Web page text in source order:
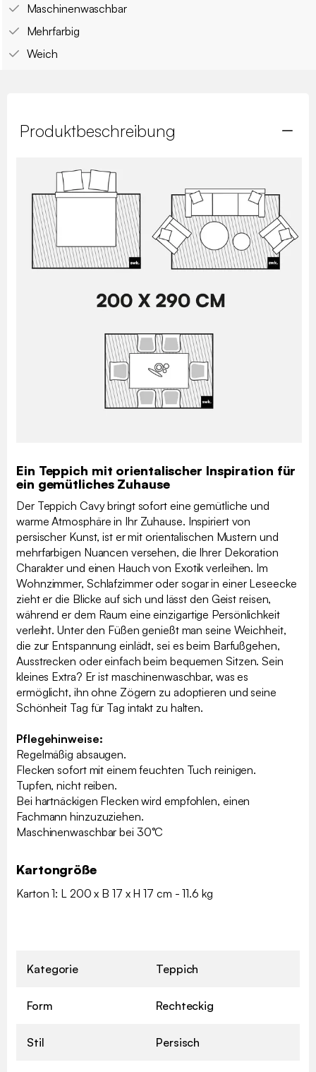
Maschinenwaschbar
Mehrfarbig
Weich
Produktbeschreibung
Ein Teppich mit orientalischer Inspiration für
ein gemütliches Zuhause
Der Teppich Cavy bringt sofort eine gemütliche und
warme Atmosphäre in Ihr Zuhause. Inspiriert von
persischer Kunst, ist er mit orientalischen Mustern und
mehrfarbigen Nuancen versehen, die Ihrer Dekoration
Charakter und einen Hauch von Exotik verleihen. Im
Wohnzimmer, Schlafzimmer oder sogar in einer Leseecke
zieht er die Blicke auf sich und lässt den Geist reisen,
während er dem Raum eine einzigartige Persönlichkeit
verleiht. Unter den Füßen genießt man seine Weichheit,
die zur Entspannung einlädt, sei es beim Barfußgehen,
Ausstrecken oder einfach beim bequemen Sitzen. Sein
kleines Extra? Er ist maschinenwaschbar, was es
ermöglicht, ihn ohne Zögern zu adoptieren und seine
Schönheit Tag für Tag intakt zu halten.
Pflegehinweise:
Regelmäßig absaugen.
Flecken sofort mit einem feuchten Tuch reinigen.
Tupfen, nicht reiben.
Bei hartnäckigen Flecken wird empfohlen, einen
Fachmann hinzuzuziehen.
Maschinenwaschbar bei 30°C
Kartongröße
Karton 1: L 200 x B 17 x H 17 cm - 11.6 kg
Kategorie Teppich
Form Rechteckig
Stil Persisch